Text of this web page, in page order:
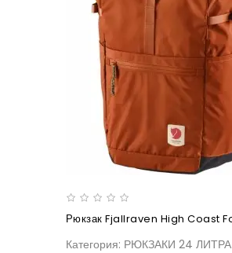
Категория: РЮКЗАКИ 24 ЛИТРА